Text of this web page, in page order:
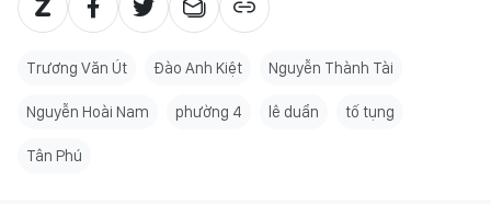
Trương Văn Út Đào Anh Kiệt Nguyễn Thành Tài
Nguyễn Hoài Nam phường 4 lê duẩn tố tụng
Tân Phú